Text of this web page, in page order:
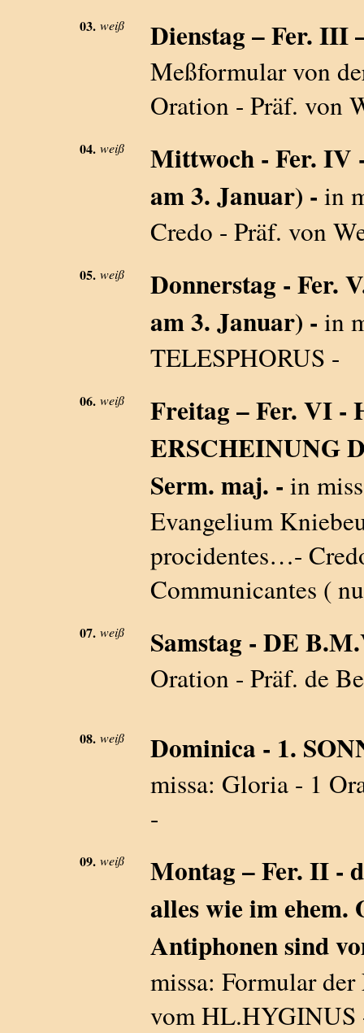
03. weiß Dienstag – Fer. III
Meßformular von
Oration - Präf. von
04. weiß
Mittwoch - Fer. IV
am 3. Januar) - in
Credo - Präf. von
05. weiß
Donnerstag - Fer.
am 3. Januar) - in
TELESPHORUS -
06. weiß
Freitag – Fer. VI -
ERSCHEINUNG
Serm. maj. - in
Evangelium
procidentes…-
Communicantes (
07. weiß Samstag - DE
Oration - Präf. de
08. weiß Dominica - 1.
missa: Gloria - 1
-
09. weiß
Montag – Fer. II -
alles wie im
Antiphonen sind
missa: Formular
vom HL.HYGINUS